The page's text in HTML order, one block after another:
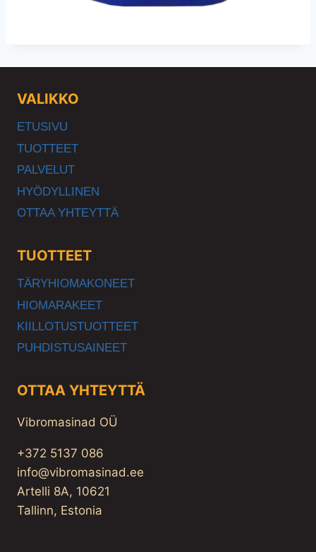
VALIKKO
ETUSIVU
TUOTTEET
PALVELUT
HYÖDYLLINEN
OTTAA YHTEYTTÄ
TUOTTEET
TÄRYHIOMAKONEET
HIOMARAKEET
KIILLOTUSTUOTTEET
PUHDISTUSAINEET
OTTAA YHTEYTTÄ
Vibromasinad OÜ
+372 5137 086
info@vibromasinad.ee
Artelli 8A, 10621
Tallinn, Estonia